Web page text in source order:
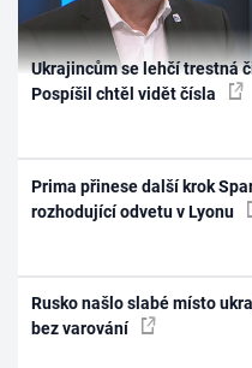
Ukrajincům se lehčí trestná
Pospíšil chtěl vidět čísla
Prima přinese další krok
rozhodující odvetu v Lyonu
Rusko našlo slabé místo
bez varování